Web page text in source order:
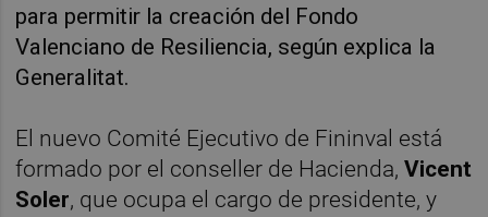
para permitir la creación del Fondo
Valenciano de Resiliencia, según explica la
Generalitat.
El nuevo Comité Ejecutivo de Fininval está
formado por el conseller de Hacienda,Vicent
Soler, que ocupa el cargo de presidente, y